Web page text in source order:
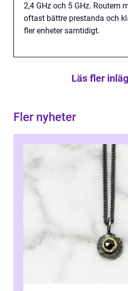
2,4 GHz och 5 GHz. Routern
oftast bättre prestanda och
fler enheter samtidigt.
Läs fler
Fler nyheter